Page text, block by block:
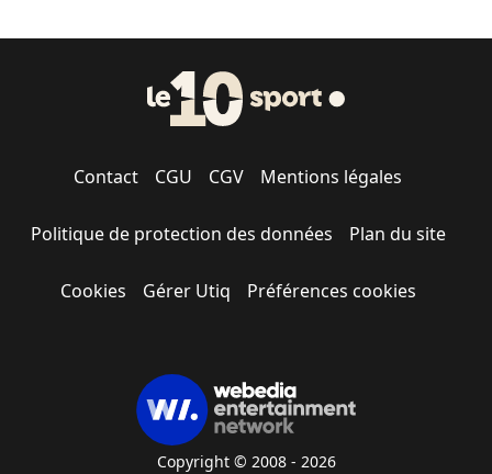
Contact CGU CGV Mentions légales
Politique de protection des données Plan du site
Cookies Gérer Utiq Préférences cookies
Copyright © 2008 - 2026